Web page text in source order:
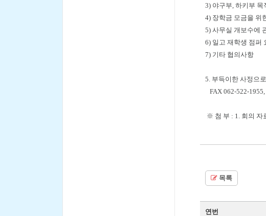
3) 야구부, 하키부 목
4) 장학금 모금을 위
5) 사무실 개보수에
6) 일고 재학생 점퍼
7) 기타 협의사항
5. 부득이한 사정으
FAX 062-522-
※ 첨 부 : 1. 회의 자
목록
연번